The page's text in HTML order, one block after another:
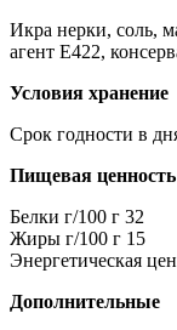
Икра нерки, соль,
агент Е422,
Условия хранение
Срок годности в
Пищевая ценность
Белки г/100 г 32
Жиры г/100 г 15
Энергетическая
Дополнительные